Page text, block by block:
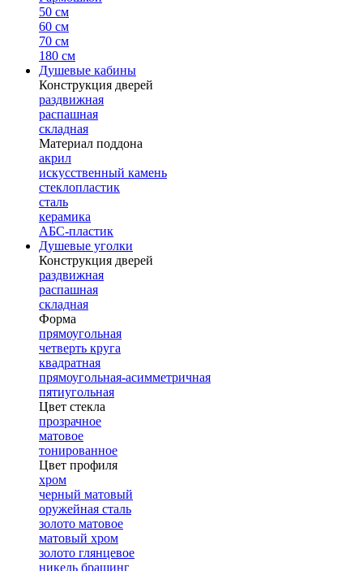
50 см
60 см
70 см
180 см
Душевые кабины
Конструкция дверей
раздвижная
распашная
складная
Материал поддона
акрил
искусственный камень
стеклопластик
сталь
керамика
АБС-пластик
Душевые уголки
Конструкция дверей
раздвижная
распашная
складная
Форма
прямоугольная
четверть круга
квадратная
прямоугольная-асимметричная
пятиугольная
Цвет стекла
прозрачное
матовое
тонированное
Цвет профиля
хром
черный матовый
оружейная сталь
золото матовое
матовый хром
золото глянцевое
никель брашинг